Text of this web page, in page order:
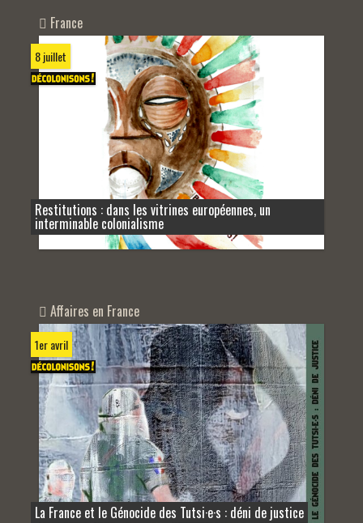
France
8 juillet
Restitutions : dans les vitrines européennes, un
interminable colonialisme
Affaires en France
1er avril
La France et le Génocide des Tutsi·e·s : déni de justice